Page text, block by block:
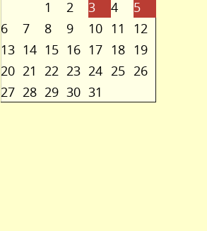
1 2 3 4
5
6
7 8 9 10 11
12
13 14 15 16 17 18 19
20 21 22 23 24 25 26
27 28 29 30 31